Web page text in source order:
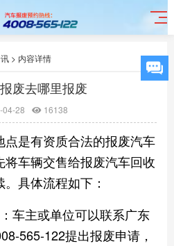
> 内容详情
废去哪里报废
28 16138
点是有资质合法的报废汽车
车辆交售给报废汽车回收
具体流程如下：‌
车主或单位可以联系广东
565-122提出报废申请，